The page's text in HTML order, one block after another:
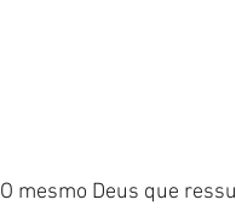
O mesmo Deus que